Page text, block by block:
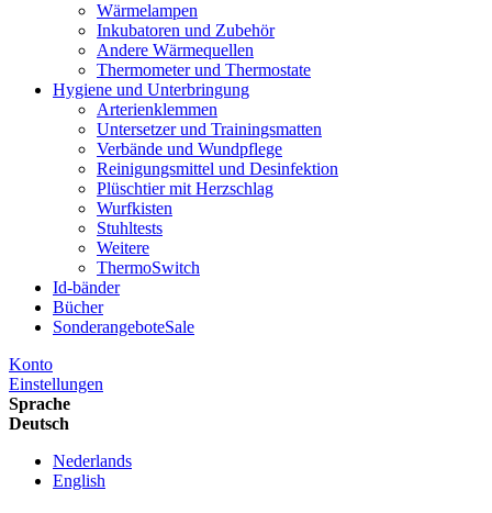
Wärmelampen
Inkubatoren und Zubehör
Andere Wärmequellen
Thermometer und Thermostate
Hygiene und Unterbringung
Arterienklemmen
Untersetzer und Trainingsmatten
Verbände und Wundpflege
Reinigungsmittel und Desinfektion
Plüschtier mit Herzschlag
Wurfkisten
Stuhltests
Weitere
ThermoSwitch
Id-bänder
Bücher
SonderangeboteSale
Konto
Einstellungen
Sprache
Deutsch
Nederlands
English